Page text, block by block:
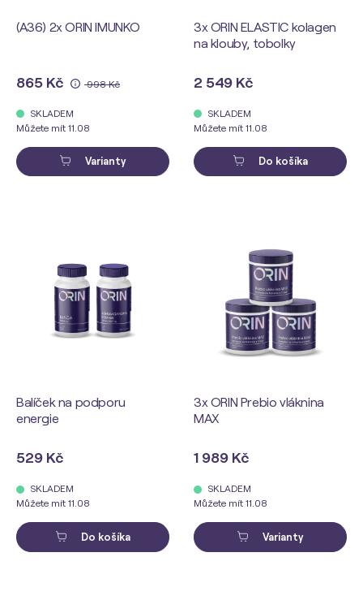
(A36) 2x ORIN IMUNKO
865 Kč 998 Kč
SKLADEM
Můžete mít 11.08
Varianty
3x ORIN ELASTIC kolagen
na klouby, tobolky
2 549 Kč
SKLADEM
Můžete mít 11.08
Do košíka
Balíček na podporu
energie
529 Kč
SKLADEM
Můžete mít 11.08
Do košíka
3x ORIN Prebio vláknina
MAX
1 989 Kč
SKLADEM
Můžete mít 11.08
Varianty